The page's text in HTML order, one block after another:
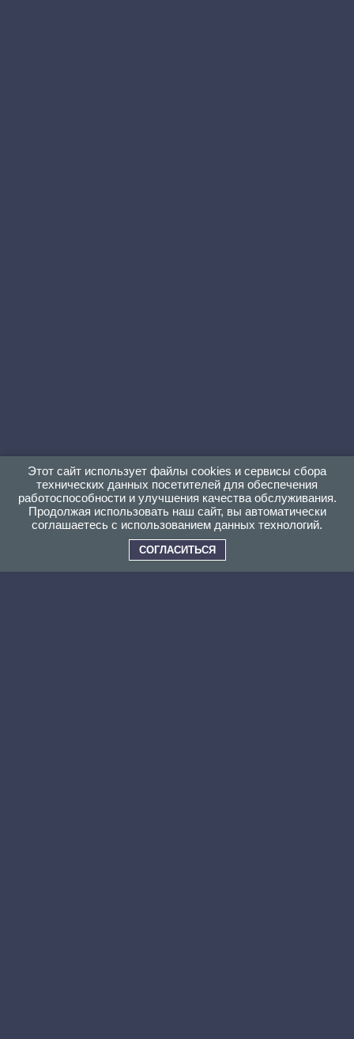
Этот сайт использует файлы cookies и сервисы сбора
технических данных посетителей для обеспечения
работоспособности и улучшения качества обслуживания.
Продолжая использовать наш сайт, вы автоматически
соглашаетесь с использованием данных технологий.
СОГЛАСИТЬСЯ